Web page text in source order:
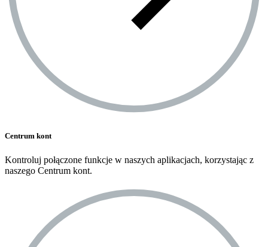
Centrum kont
Kontroluj połączone funkcje w naszych aplikacjach, korzystając z
naszego Centrum kont.